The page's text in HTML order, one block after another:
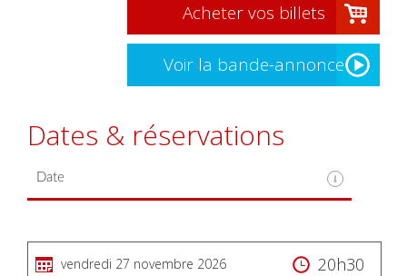
Acheter vos billets
Voir la bande-annonce
Dates & réservations
vendredi 27 novembre 2026 20h30